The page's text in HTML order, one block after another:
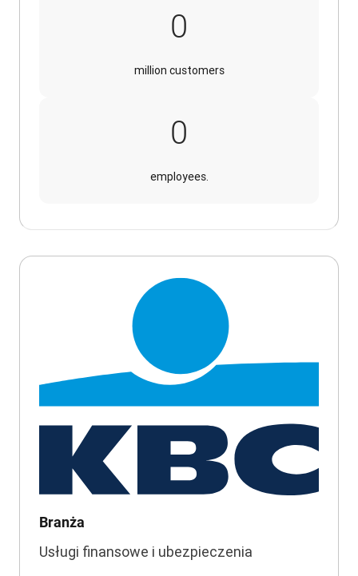
0
million customers
0
employees.
Branża
Usługi finansowe i ubezpieczenia